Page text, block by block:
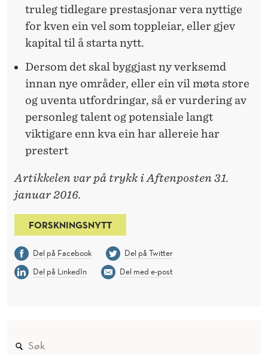
truleg tidlegare prestasjonar vera nyttige
for kven ein vel som toppleiar, eller gjev
kapital til å starta nytt.
Dersom det skal byggjast ny verksemd
innan nye områder, eller ein vil møta store
og uventa utfordringar, så er vurdering av
personleg talent og potensiale langt
viktigare enn kva ein har allereie har
prestert
Artikkelen var på trykk i Aftenposten 31.
januar 2016.
FORSKNINGSNYTT
Del på Facebook
Del på Twitter
Del på LinkedIn
Del med e-post